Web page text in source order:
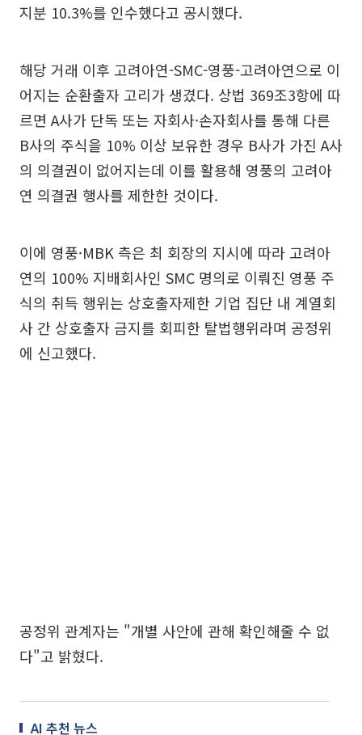
지분 10.3%를 인수했다고 공시했다.
해당 거래 이후 고려아연-SMC-영풍-고려아연으로 이
어지는 순환출자 고리가 생겼다. 상법 369조3항에 따
르면 A사가 단독 또는 자회사·손자회사를 통해 다른
B사의 주식을 10% 이상 보유한 경우 B사가 가진 A사
의 의결권이 없어지는데 이를 활용해 영풍의 고려아
연 의결권 행사를 제한한 것이다.
이에 영풍·MBK 측은 최 회장의 지시에 따라 고려아
연의 100% 지배회사인 SMC 명의로 이뤄진 영풍 주
식의 취득 행위는 상호출자제한 기업 집단 내 계열회
사 간 상호출자 금지를 회피한 탈법행위라며 공정위
에 신고했다.
공정위 관계자는 "개별 사안에 관해 확인해줄 수 없
다"고 밝혔다.
AI 추천 뉴스